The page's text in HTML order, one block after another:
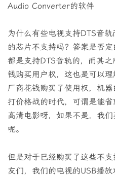
Audio Converter的软件
为什么有些电视支持DTS音
的芯片不支持吗？答案是否
都是支持DTS音轨的，而其
钱购买用户权，这也是可以
厂商花钱购买了使用权，机
打价格战的时代，可谓是能
高清电影呀，如果不是，我
呢。
但是对于已经购买了这些不
友们，我们的电视的USB播